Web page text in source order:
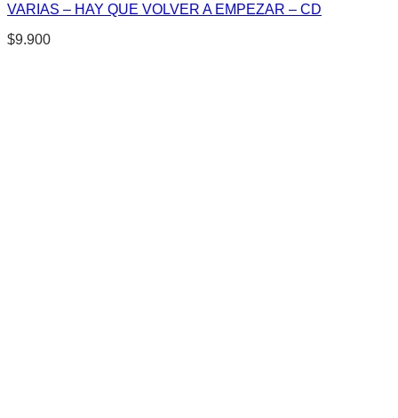
VARIAS – HAY QUE VOLVER A EMPEZAR – CD
$9.900